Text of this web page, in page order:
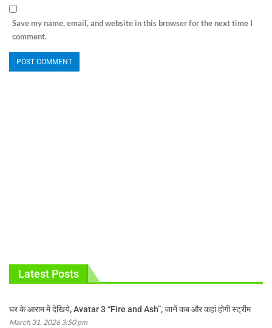
Save my name, email, and website in this browser for the next time I
comment.
Latest Posts
घर के आराम में देखिये, Avatar 3 “Fire and Ash”, जानें कब और कहां होगी स्ट्रीम
March 31, 2026 3:50 pm